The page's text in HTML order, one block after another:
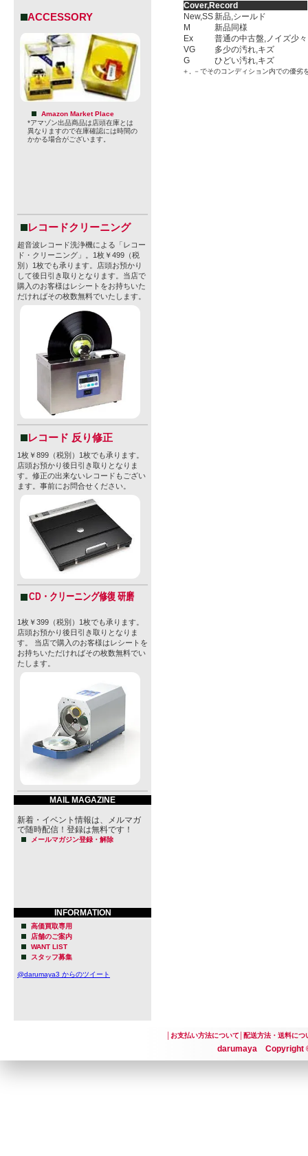
ACCESSORY
Amazon Market Place
*アマゾン出品商品は店頭在庫とは
異なりますので在庫確認には時間の
かかる場合がございます。
レコードクリーニング
超音波レコード洗浄機による「レコー
ド・クリーニング」。1枚￥499（税
別）1枚でも承ります。店頭お預かり
して後日引き取りとなります。当店で
購入のお客様はレシートをお持ちいた
だければその枚数無料でいたします。
レコード 反り修正
1枚￥899（税別）1枚でも承ります。
店頭お預かり後日引き取りとなりま
す。修正の出来ないレコードもござい
ます。事前にお問合せください。
CD・クリーニング修復 研磨
1枚￥399（税別）1枚でも承ります。
店頭お預かり後日引き取りとなりま
す。 当店で購入のお客様はレシートを
お持ちいただければその枚数無料でい
たします。
MAIL MAGAZINE
新着・イベント情報は、メルマガ
で随時配信！登録は無料です！
メールマガジン登録・解除
INFORMATION
高価買取専用
店舗のご案内
WANT LIST
スタッフ募集
@darumaya3 からのツイート
Cover,Record
New,SS新品,シールド
M
新品同様
Ex
普通の中古盤,ノイズ少々
VG
多少の汚れ,キズ
G
ひどい汚れ,キズ
＋, －でそのコンディション内での優劣
お支払い方法について│ 配送方法・送料につ
darumaya Copyright